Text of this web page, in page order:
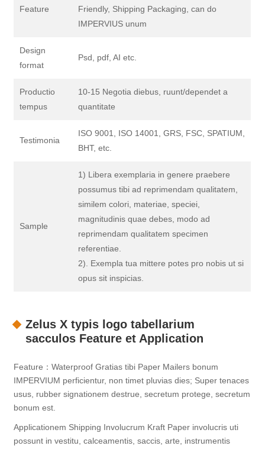
Feature
Friendly, Shipping Packaging, can do
IMPERVIUS unum
Design
format
Psd, pdf, AI etc.
Productio
tempus
10-15 Negotia diebus, ruunt/dependet a
quantitate
Testimonia
ISO 9001, ISO 14001, GRS, FSC, SPATIUM,
BHT, etc.
Sample
1) Libera exemplaria in genere praebere
possumus tibi ad reprimendam qualitatem,
similem colori, materiae, speciei,
magnitudinis quae debes, modo ad
reprimendam qualitatem specimen
referentiae.
2). Exempla tua mittere potes pro nobis ut si
opus sit inspicias.
Zelus X typis logo tabellarium
sacculos Feature et Application
Feature：Waterproof Gratias tibi Paper Mailers bonum
IMPERVIUM perficientur, non timet pluvias dies; Super tenaces
usus, rubber signationem destrue, secretum protege, secretum
bonum est.
Applicationem Shipping Involucrum Kraft Paper involucris uti
possunt in vestitu, calceamentis, saccis, arte, instrumentis